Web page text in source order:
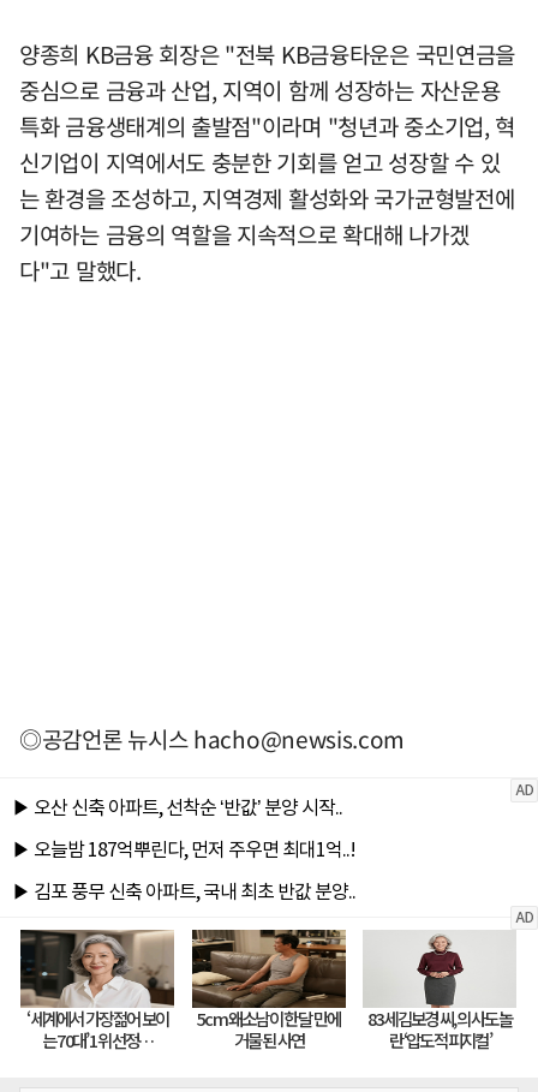
양종희 KB금융 회장은 "전북 KB금융타운은 국민연금을
중심으로 금융과 산업, 지역이 함께 성장하는 자산운용
특화 금융생태계의 출발점"이라며 "청년과 중소기업, 혁
신기업이 지역에서도 충분한 기회를 얻고 성장할 수 있
는 환경을 조성하고, 지역경제 활성화와 국가균형발전에
기여하는 금융의 역할을 지속적으로 확대해 나가겠
다"고 말했다.
◎공감언론 뉴시스hacho@newsis.com